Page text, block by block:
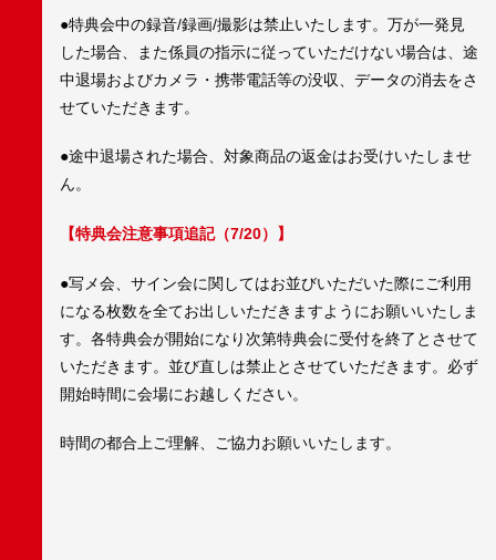
●特典会中の録音/録画/撮影は禁止いたします。万が一発見
した場合、また係員の指示に従っていただけない場合は、途
中退場およびカメラ・携帯電話等の没収、データの消去をさ
せていただきます。
●途中退場された場合、対象商品の返金はお受けいたしませ
ん。
【特典会注意事項追記（7/20）】
●写メ会、サイン会に関してはお並びいただいた際にご利用
になる枚数を全てお出しいただきますようにお願いいたしま
す。各特典会が開始になり次第特典会に受付を終了とさせて
いただきます。並び直しは禁止とさせていただきます。必ず
開始時間に会場にお越しください。
時間の都合上ご理解、ご協力お願いいたします。